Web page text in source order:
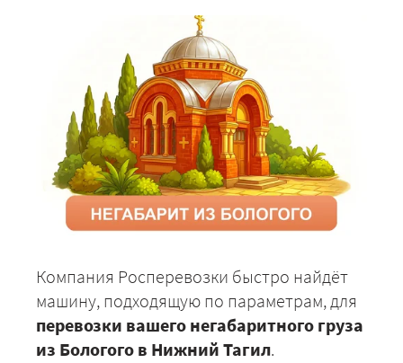
Компания Росперевозки быстро найдёт
машину, подходящую по параметрам, для
перевозки вашего негабаритного груза
из Бологого в Нижний Тагил.